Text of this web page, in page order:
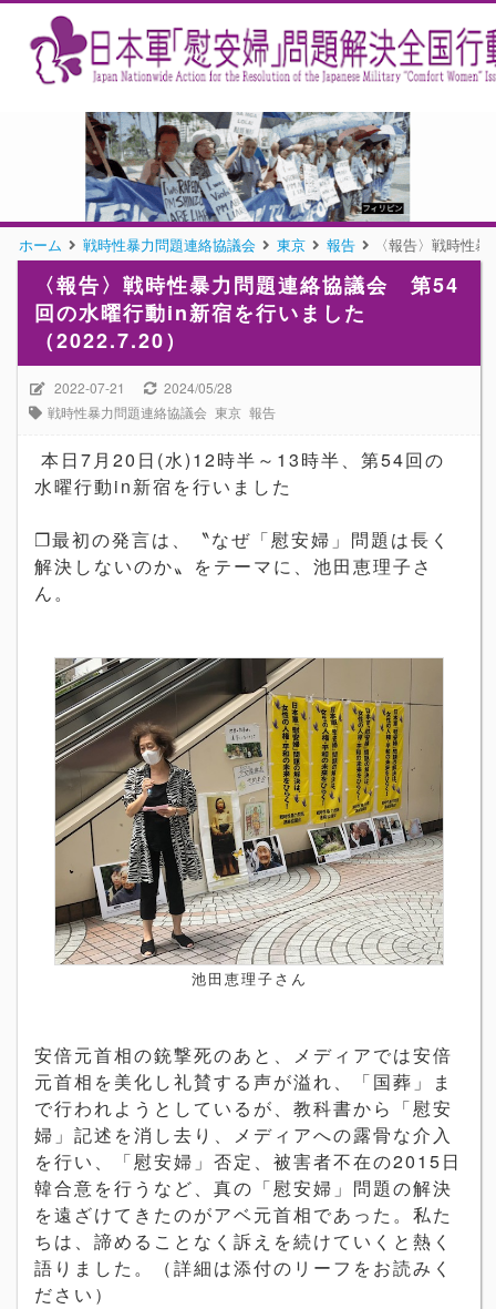
ホーム 戦時性暴力問題連絡協議会 東京 報告 〈報告〉戦時性
〈報告〉戦時性暴力問題連絡協議会 第54
回の水曜行動in新宿を行いました
（2022.7.20）
2022-07-21
2024/05/28
戦時性暴力問題連絡協議会 東京 報告
本日7月20日(水)12時半～13時半、第54回の
水曜行動in新宿を行いました
❐最初の発言は、〝なぜ「慰安婦」問題は長く
解決しないのか〟をテーマに、池田恵理子さ
ん。
池田恵理子さん
安倍元首相の銃撃死のあと、メディアでは安倍
元首相を美化し礼賛する声が溢れ、「国葬」ま
で行われようとしているが、教科書から「慰安
婦」記述を消し去り、メディアへの露骨な介入
を行い、「慰安婦」否定、被害者不在の2015日
韓合意を行うなど、真の「慰安婦」問題の解決
を遠ざけてきたのがアベ元首相であった。私た
ちは、諦めることなく訴えを続けていくと熱く
語りました。（詳細は添付のリーフをお読みく
ださい）